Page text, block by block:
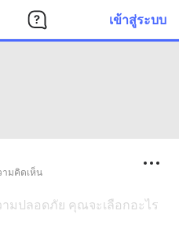
เข้าสู่ระบบ
ามคิดเห็น
มปลอดภัย คุณจะเลือกอะไร